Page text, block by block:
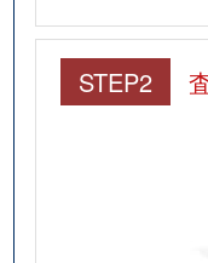
STEP2